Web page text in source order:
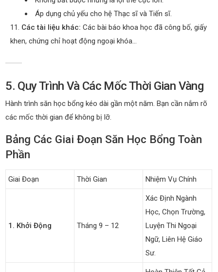
Áp dụng chủ yếu cho hệ Thạc sĩ và Tiến sĩ.
Các tài liệu khác: Các bài báo khoa học đã công bố, giấy
khen, chứng chỉ hoạt động ngoại khóa…
5. Quy Trình Và Các Mốc Thời Gian Vàng
Hành trình săn học bổng kéo dài gần một năm. Bạn cần nắm rõ
các mốc thời gian để không bị lỡ.
Bảng Các Giai Đoạn Săn Học Bổng Toàn
Phần
Giai Đoạn Thời Gian Nhiệm Vụ Chính
1. Khởi Động Tháng 9 – 12
Xác Định Ngành
Học, Chọn Trường,
Luyện Thi Ngoại
Ngữ, Liên Hệ Giáo
Sư.